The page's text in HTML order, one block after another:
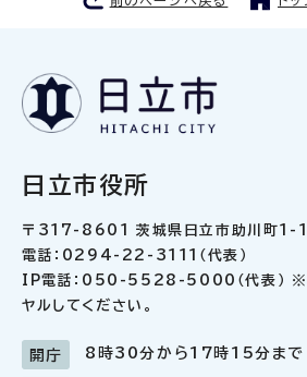
日立市役所
〒317-8601 茨城県日立市助川町1-
電話：0294-22-3111（代表）
IP電話：050-5528-5000（代表） ※
ヤルしてください。
開庁 8時30分から17時15分まで